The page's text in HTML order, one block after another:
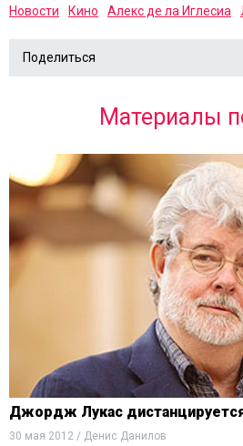
Новости
Кино Алекс де ла Иглесиа
Поделиться
Материалы
Джордж Лукас
30 мая 2012 / Денис Данилов